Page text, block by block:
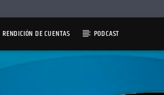
RENDICIÓN DE CUENTAS PODCAST